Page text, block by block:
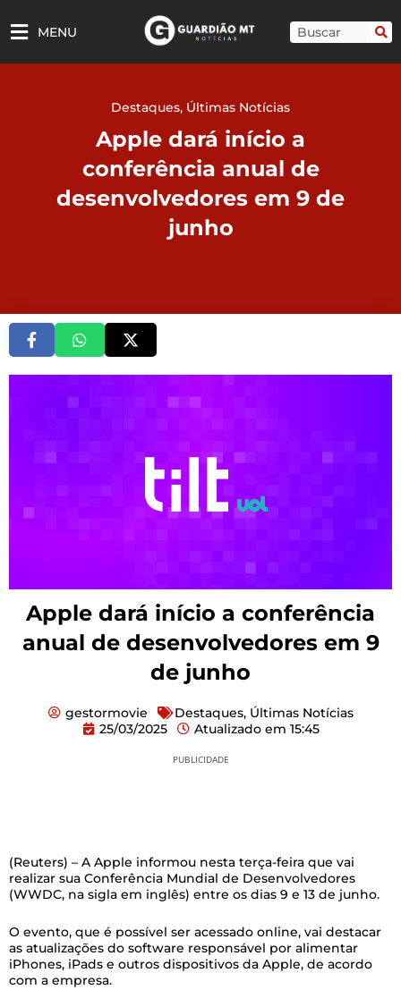
para
MENU Pesquisar
Destaques, Últimas Notícias
Apple dará início a
conferência anual de
desenvolvedores em 9 de
junho
Apple dará início a conferência
anual de desenvolvedores em 9
de junho
gestormovie Destaques, Últimas Notícias
25/03/2025
Atualizado em 15:45
PUBLICIDADE
(Reuters) – A Apple informou nesta terça-feira que vai
realizar sua Conferência Mundial de Desenvolvedores
(WWDC, na sigla em inglês) entre os dias 9 e 13 de junho.
O evento, que é possível ser acessado online, vai destacar
as atualizações do software responsável por alimentar
iPhones, iPads e outros dispositivos da Apple, de acordo
com a empresa.